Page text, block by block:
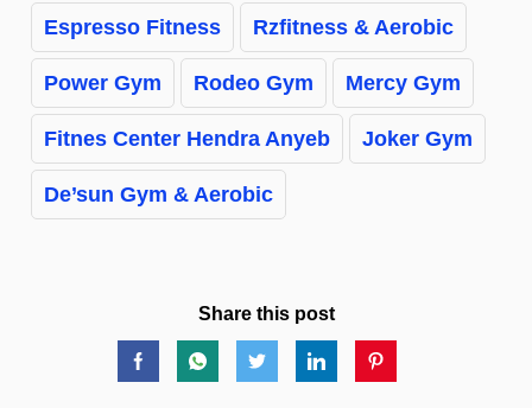
Espresso Fitness Rzfitness & Aerobic
Power Gym Rodeo Gym Mercy Gym
Fitnes Center Hendra Anyeb Joker Gym
De’sun Gym & Aerobic
Share this post